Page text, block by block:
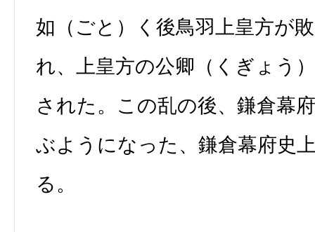
如（ごと）く後鳥羽上皇方が
れ、上皇方の公卿（くぎょう
された。この乱の後、鎌倉幕
ぶようになった、鎌倉幕府史
る。